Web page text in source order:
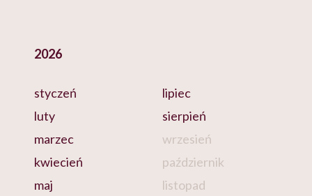
2026
styczeń
luty
marzec
kwiecień
maj
lipiec
sierpień
wrzesień
październik
listopad